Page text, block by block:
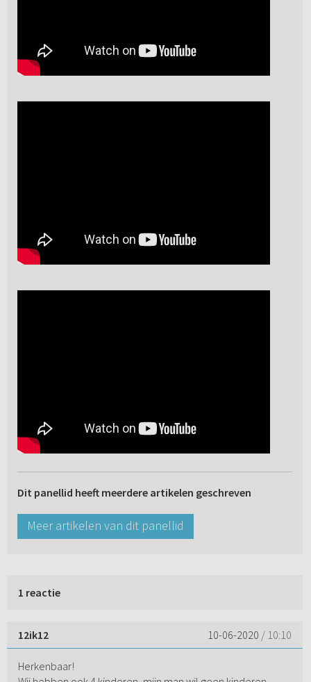
Dit panellid heeft meerdere artikelen geschreven
Meer artikelen van dit panellid
1 reactie
12ik12 10-06-2020 / 10:10
Herkenbaar!